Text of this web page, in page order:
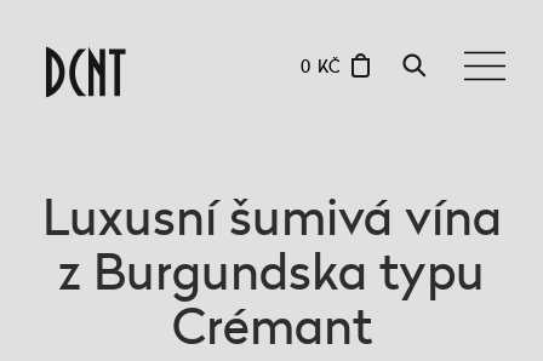
0 KČ
Luxusní šumivá vína
z Burgundska typu
Crémant